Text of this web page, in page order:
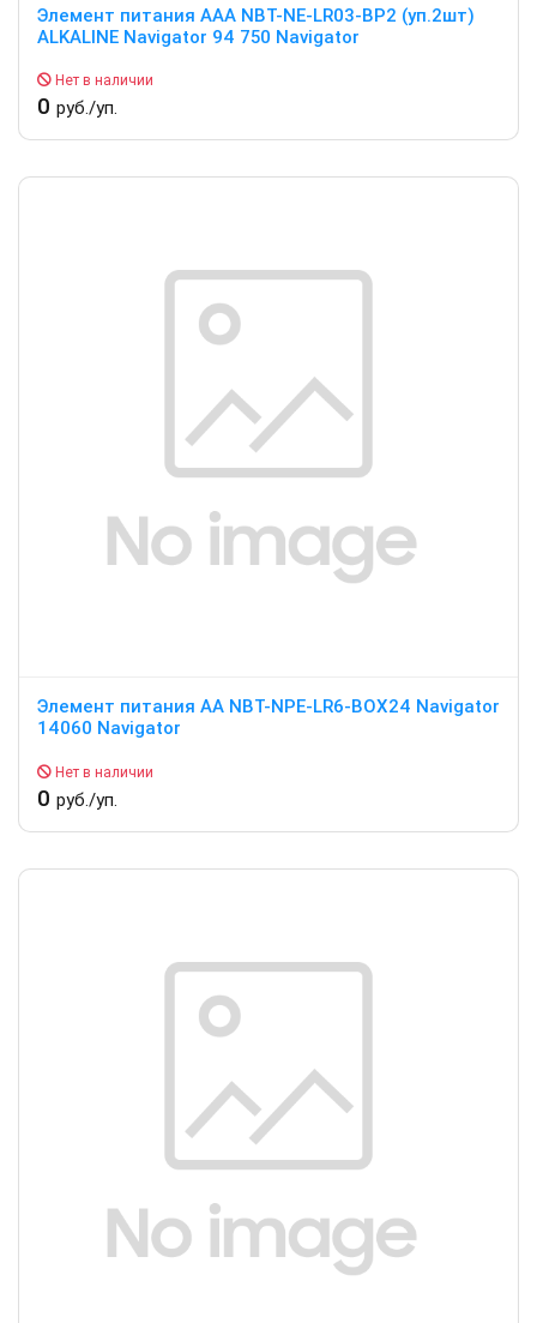
Элемент питания ААА NBT-NE-LR03-BP2 (уп.2шт)
ALKALINE Navigator 94 750 Navigator
Нет в наличии
0 руб./уп.
Элемент питания АА NBT-NPE-LR6-BOX24 Navigator
14060 Navigator
Нет в наличии
0 руб./уп.